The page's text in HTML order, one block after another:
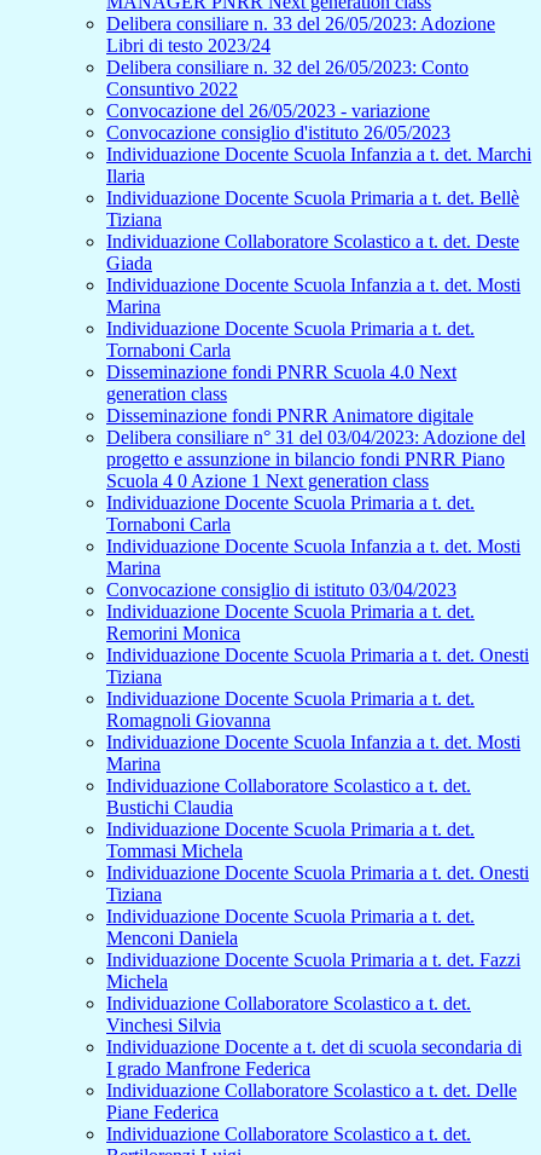
Delibera consiliare n. 33 del 26/05/2023: Adozione
Libri di testo 2023/24
Delibera consiliare n. 32 del 26/05/2023: Conto
Consuntivo 2022
Convocazione del 26/05/2023 - variazione
Convocazione consiglio d'istituto 26/05/2023
Individuazione Docente Scuola Infanzia a t. det. Marchi
Ilaria
Individuazione Docente Scuola Primaria a t. det. Bellè
Tiziana
Individuazione Collaboratore Scolastico a t. det. Deste
Giada
Individuazione Docente Scuola Infanzia a t. det. Mosti
Marina
Individuazione Docente Scuola Primaria a t. det.
Tornaboni Carla
Disseminazione fondi PNRR Scuola 4.0 Next
generation class
Disseminazione fondi PNRR Animatore digitale
Delibera consiliare n° 31 del 03/04/2023: Adozione del
progetto e assunzione in bilancio fondi PNRR Piano
Scuola 4 0 Azione 1 Next generation class
Individuazione Docente Scuola Primaria a t. det.
Tornaboni Carla
Individuazione Docente Scuola Infanzia a t. det. Mosti
Marina
Convocazione consiglio di istituto 03/04/2023
Individuazione Docente Scuola Primaria a t. det.
Remorini Monica
Individuazione Docente Scuola Primaria a t. det. Onesti
Tiziana
Individuazione Docente Scuola Primaria a t. det.
Romagnoli Giovanna
Individuazione Docente Scuola Infanzia a t. det. Mosti
Marina
Individuazione Collaboratore Scolastico a t. det.
Bustichi Claudia
Individuazione Docente Scuola Primaria a t. det.
Tommasi Michela
Individuazione Docente Scuola Primaria a t. det. Onesti
Tiziana
Individuazione Docente Scuola Primaria a t. det.
Menconi Daniela
Individuazione Docente Scuola Primaria a t. det. Fazzi
Michela
Individuazione Collaboratore Scolastico a t. det.
Vinchesi Silvia
Individuazione Docente a t. det di scuola secondaria di
I grado Manfrone Federica
Individuazione Collaboratore Scolastico a t. det. Delle
Piane Federica
Individuazione Collaboratore Scolastico a t. det.